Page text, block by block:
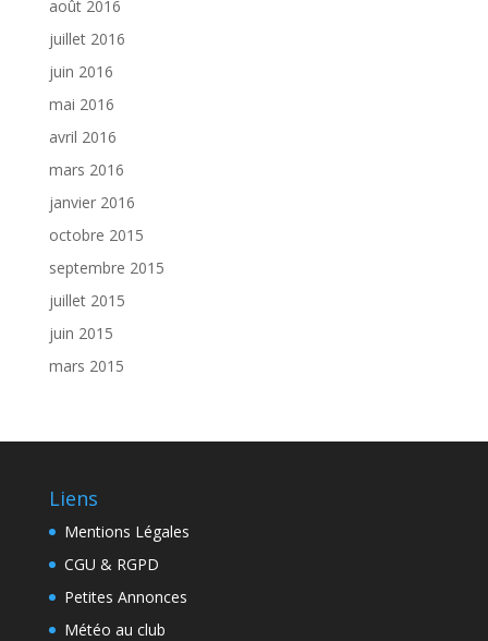
août 2016
juillet 2016
juin 2016
mai 2016
avril 2016
mars 2016
janvier 2016
octobre 2015
septembre 2015
juillet 2015
juin 2015
mars 2015
Liens
Mentions Légales
CGU & RGPD
Petites Annonces
Météo au club